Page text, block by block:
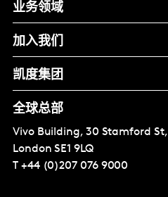
业务领域
加入我们
凯度集团
全球总部
Vivo Building, 30 Stamford St,
London SE1 9LQ
T +44 (0)207 076 9000